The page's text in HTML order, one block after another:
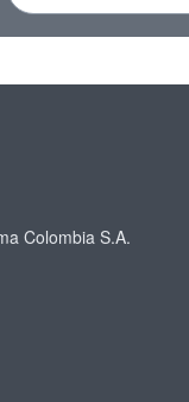
Colombia S.A.